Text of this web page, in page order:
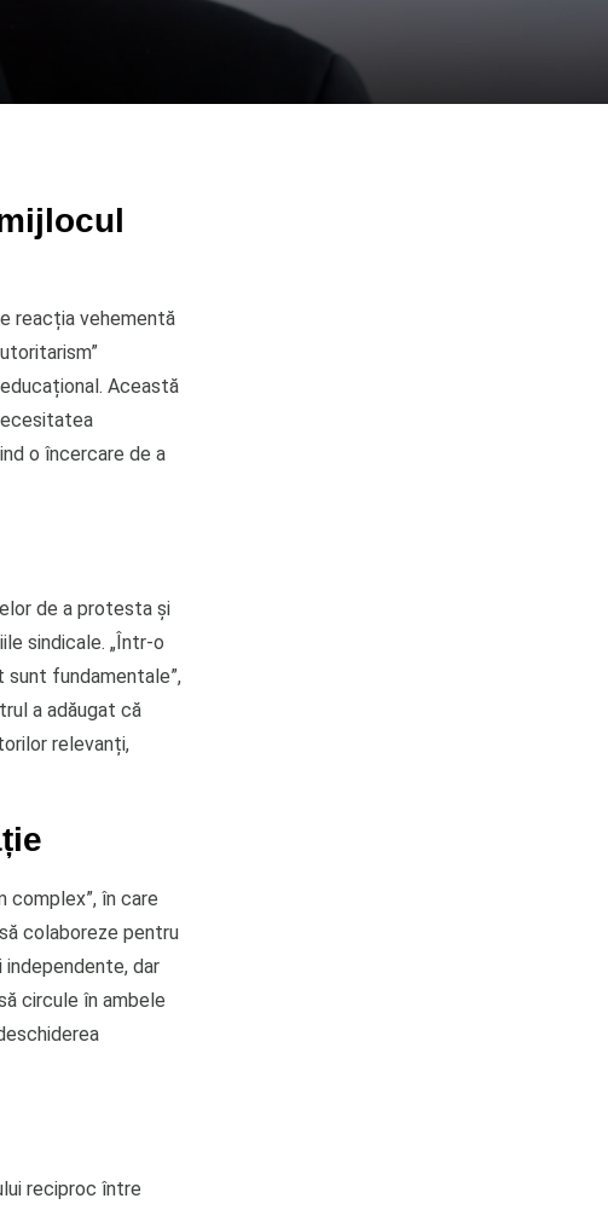
reacția vehementă
Această
o încercare de a
de a protesta și
sindicale. „Într-o
fundamentale”,
a adăugat că
relevanți,
complex”, în care
colaboreze pentru
independente, dar
circule în ambele
reciproc între